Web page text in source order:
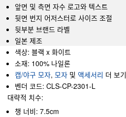
앞면 및 측면 자수 로고와 텍스트
뒷면 번지 어저스터로 사이즈 조절
뒷부분 브랜드 라벨
일본 제조
색상: 블랙 x 화이트
소재: 100% 나일론
캡/야구 모자, 모자 및 액세서리 더 보기
벤더 코드: CLS-CP-2301-L
대략적 치수:
챙 너비: 7.5cm